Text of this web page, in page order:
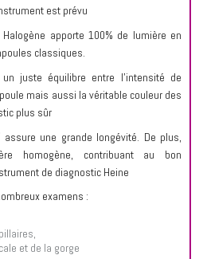
est prévu
Halogène apporte 100% de lumière en
classiques.
juste équilibre entre l’intensité de
mais aussi la véritable couleur des
plus sûr
assure une grande longévité. De plus,
homogène, contribuant au bon
de diagnostic Heine
examens :
et de la gorge